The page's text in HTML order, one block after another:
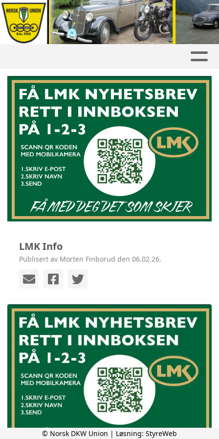
LMK Info
Publisert av Morten Finborud den 06.02.26.
© Norsk DKW Union | Løsning: StyreWeb